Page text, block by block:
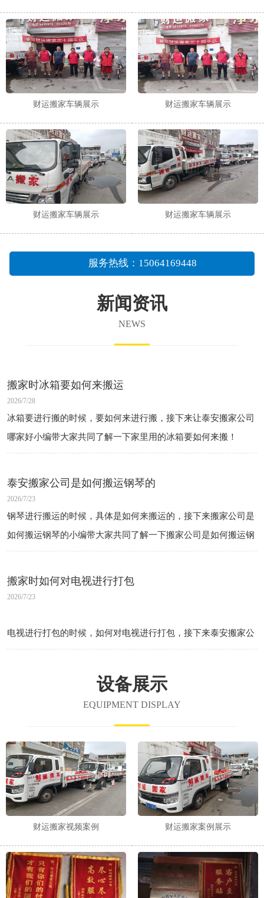
财运搬家车辆展示 财运搬家车辆展示
财运搬家车辆展示 财运搬家车辆展示
服务热线：15064169448
新闻资讯
NEWS
搬家时冰箱要如何来搬运
2026/7/28
冰箱要进行搬的时候，要如何来进行搬，接下来让泰安搬家公司
哪家好小编带大家共同了解一下家里用的冰箱要如何来搬！
泰安搬家公司是如何搬运钢琴的
2026/7/23
钢琴进行搬运的时候，具体是如何来搬运的，接下来搬家公司是
如何搬运钢琴的小编带大家共同了解一下搬家公司是如何搬运钢
琴的！
搬家时如何对电视进行打包
2026/7/23
电视进行打包的时候，如何对电视进行打包，接下来泰安搬家公
司哪家好小编带大家共同了解一下打包时要注意哪些事项！
设备展示
EQUIPMENT DISPLAY
财运搬家视频案例 财运搬家案例展示